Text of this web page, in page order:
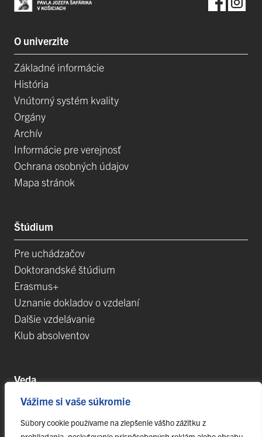
Vážime si vaše súkromie
Súbory cookie používame na zlepšenie vášho zážitku z
O univerzite
Základné informácie
História
Vnútorný systém kvality
Orgány
Archív
Informácie pre verejnosť
Ochrana osobných údajov
Mapa stránok
Štúdium
Pre uchádzačov
Doktorandské štúdium
Erasmus+
Uznanie dokladov o vzdelaní
Dalšie vzdelávanie
Klub absolventov
Veda
Postdoktorandské pozíce
Projekty